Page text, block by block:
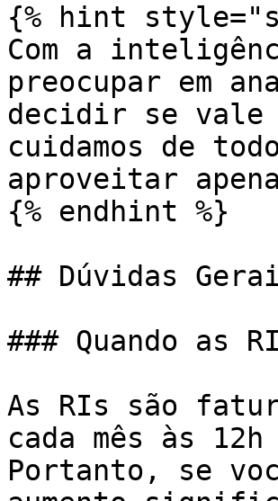
{% hint
Com a
preocupar em
decidir se vale
cuidamos de
aproveitar
{% endhint %}
## Dúvidas
### Quando as
As RIs são
cada mês às
Portanto, se